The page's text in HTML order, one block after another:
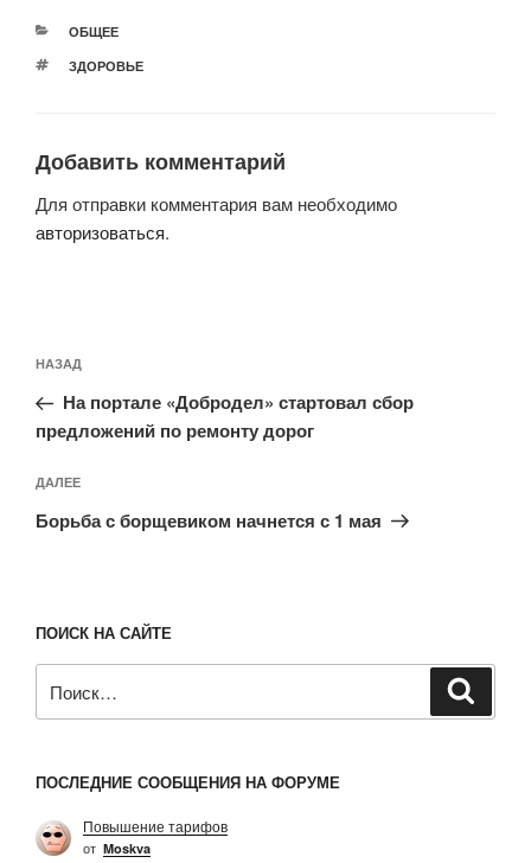
РУБРИКИ
ОБЩЕЕ
МЕТКИ
ЗДОРОВЬЕ
Добавить комментарий
Для отправки комментария вам необходимо
авторизоваться.
по
записям
Предыдущая
запись:
НАЗАД
На портале «Добродел» стартовал сбор
предложений по ремонту дорог
Следующая
запись
ДАЛЕЕ
Борьба с борщевиком начнется с 1 мая
ПОИСК НА САЙТЕ
ПОСЛЕДНИЕ СООБЩЕНИЯ НА ФОРУМЕ
Повышение тарифов
от Moskva